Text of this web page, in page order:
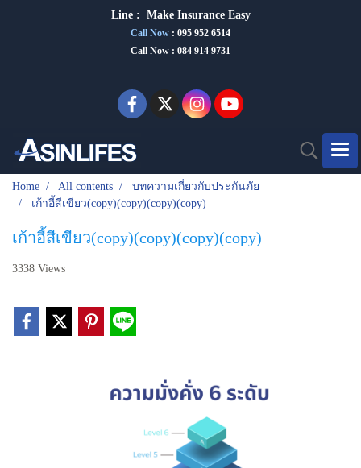
Line : Make Insurance Easy
Call Now : 095 952 6514
Call Now : 084 914 9731
Home All contents
บทความเกี่ยวกับประกันภัย
เก้าอี้สีเขียว(copy)(copy)(copy)(copy)
เก้าอี้สีเขียว(copy)(copy)(copy)(copy)
3338 Views